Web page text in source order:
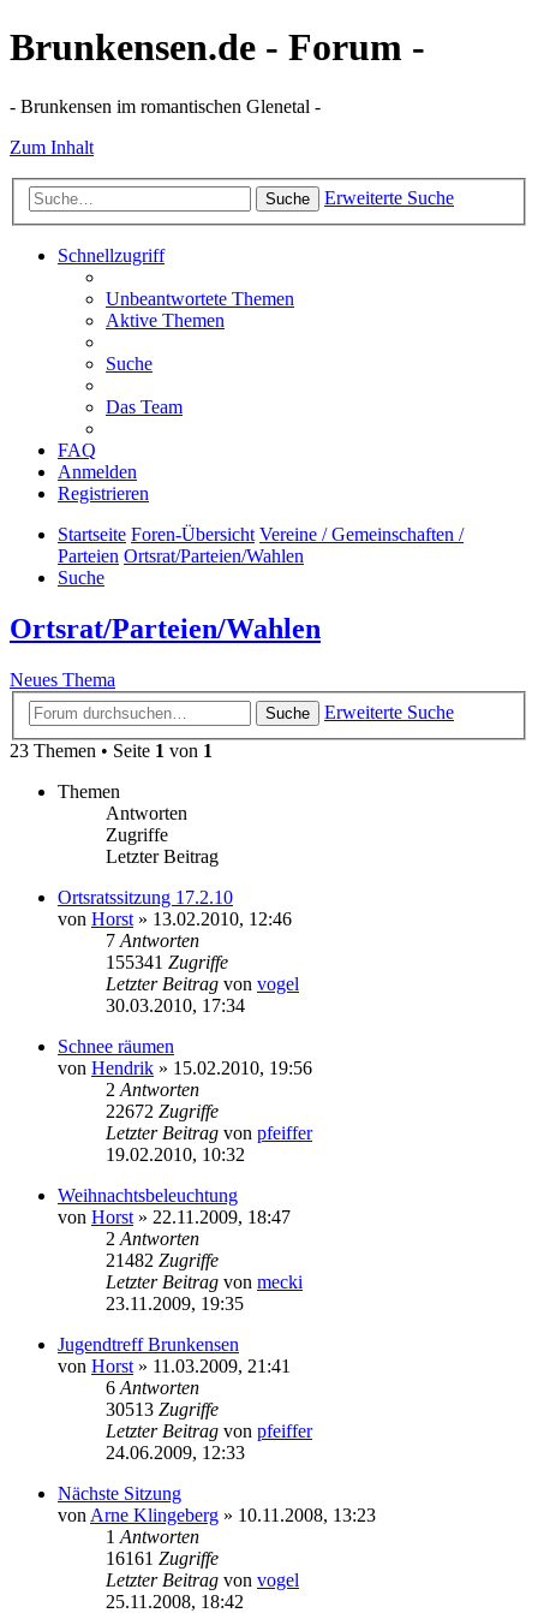
Brunkensen.de - Forum -
- Brunkensen im romantischen Glenetal -
Zum Inhalt
Suche Erweiterte Suche
Schnellzugriff
Unbeantwortete Themen
Aktive Themen
Suche
Das Team
FAQ
Anmelden
Registrieren
Startseite Foren-Übersicht Vereine / Gemeinschaften /
Parteien Ortsrat/Parteien/Wahlen
Suche
Ortsrat/Parteien/Wahlen
Neues Thema
Suche
Erweiterte Suche
23 Themen • Seite 1 von 1
Themen
Antworten
Zugriffe
Letzter Beitrag
Ortsratssitzung 17.2.10
von Horst » 13.02.2010, 12:46
7 Antworten
155341 Zugriffe
Letzter Beitrag von vogel
30.03.2010, 17:34
Schnee räumen
von Hendrik » 15.02.2010, 19:56
2 Antworten
22672 Zugriffe
Letzter Beitrag von pfeiffer
19.02.2010, 10:32
Weihnachtsbeleuchtung
von Horst » 22.11.2009, 18:47
2 Antworten
21482 Zugriffe
Letzter Beitrag von mecki
23.11.2009, 19:35
Jugendtreff Brunkensen
von Horst » 11.03.2009, 21:41
6 Antworten
30513 Zugriffe
Letzter Beitrag von pfeiffer
24.06.2009, 12:33
Nächste Sitzung
von Arne Klingeberg » 10.11.2008, 13:23
1 Antworten
16161 Zugriffe
Letzter Beitrag von vogel
25.11.2008, 18:42